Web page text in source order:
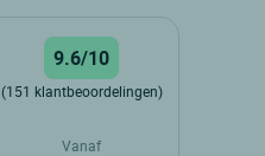
9.6/10
(151 klantbeoordelingen)
Vanaf